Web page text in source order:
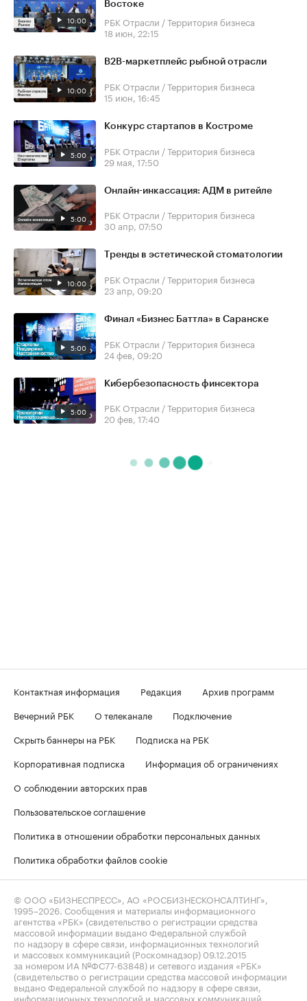
10:00
Востоке
РБК Отрасли / Территория бизнеса
18 июн, 22:15
10:00
В2В-маркетплейс рыбной отрасли
РБК Отрасли / Территория бизнеса
15 июн, 16:45
5:00
Конкурс стартапов в Костроме
РБК Отрасли / Территория бизнеса
29 мая, 17:50
5:00
Онлайн-инкассация: АДМ в ритейле
РБК Отрасли / Территория бизнеса
30 апр, 07:50
10:00
Тренды в эстетической стоматологии
РБК Отрасли / Территория бизнеса
23 апр, 09:20
5:00
Финал «Бизнес Баттла» в Саранске
РБК Отрасли / Территория бизнеса
24 фев, 09:20
5:00
Кибербезопасность финсектора
РБК Отрасли / Территория бизнеса
20 фев, 17:40
Контактная информация Редакция
Архив программ
Вечерний РБК
О телеканале
Подключение
Скрыть баннеры на РБК
Подписка на РБК
Корпоративная подписка
Информация об ограничениях
О соблюдении авторских прав
Пользовательское соглашение
Политика в отношении обработки персональных данных
Политика обработки файлов cookie
© ООО «БИЗНЕСПРЕСС», АО «РОСБИЗНЕСКОНСАЛТИНГ»,
1995–2026. Сообщения и материалы информационного
агентства «РБК» (свидетельство о регистрации средства
массовой информации выдано Федеральной службой
по надзору в сфере связи, информационных технологий
и массовых коммуникаций (Роскомнадзор) 09.12.2015
за номером ИА №ФС77-63848) и сетевого издания «РБК»
(свидетельство о регистрации средства массовой информации
выдано Федеральной службой по надзору в сфере связи,
информационных технологий и массовых коммуникаций